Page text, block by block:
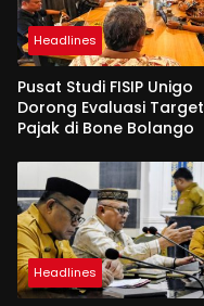
Headlines
Pusat Studi FISIP Unigo
Dorong Evaluasi Target
Pajak di Bone Bolango
Headlines